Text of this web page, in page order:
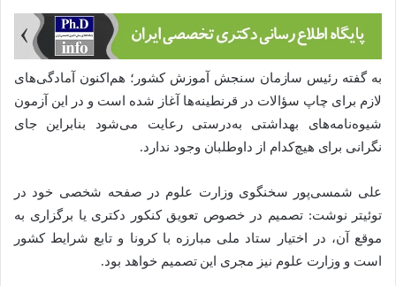
به گفته رئیس سازمان سنجش آموزش کشور؛ هم‌اکنون آمادگی‌های
لازم برای چاپ سؤالات در قرنطینه‌ها آغاز شده است و در این آزمون
شیوه‌نامه‌های بهداشتی به‌درستی رعایت می‌شود بنابراین جای
نگرانی برای هیچ‌کدام از داوطلبان وجود ندارد.
علی شمسی‌پور سخنگوی وزارت علوم در صفحه شخصی خود در
توئیتر نوشت: تصمیم در خصوص تعویق کنکور دکتری یا برگزاری به
موقع آن، در اختیار ستاد ملی مبارزه با کرونا و تابع شرایط کشور
است و وزارت علوم نیز مجری این تصمیم خواهد بود.